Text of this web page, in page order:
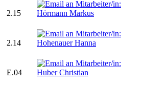
2.15
2.14
E.04